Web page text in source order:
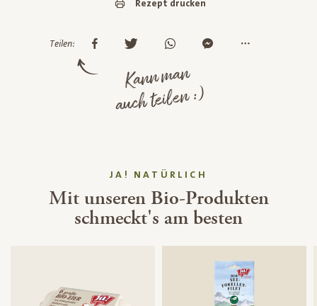
Rezept drucken
Teilen:
Kann man
auch teilen :)
JA! NATÜRLICH
Mit unseren Bio-Produkten
schmeckt's am besten